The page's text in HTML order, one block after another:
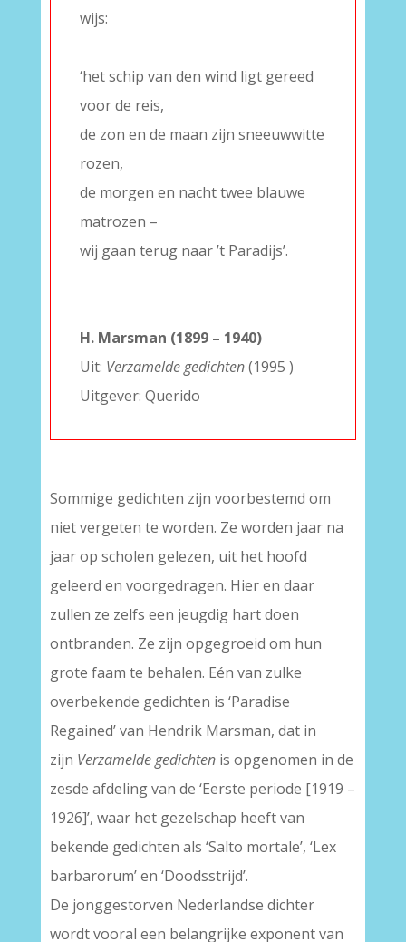
wijs:
‘het schip van den wind ligt gereed
voor de reis,
de zon en de maan zijn sneeuwwitte
rozen,
de morgen en nacht twee blauwe
matrozen –
wij gaan terug naar ’t Paradijs’.
H. Marsman (1899 – 1940)
Uit: Verzamelde gedichten(1995 )
Uitgever: Querido
Sommige gedichten zijn voorbestemd om
niet vergeten te worden. Ze worden jaar na
jaar op scholen gelezen, uit het hoofd
geleerd en voorgedragen. Hier en daar
zullen ze zelfs een jeugdig hart doen
ontbranden. Ze zijn opgegroeid om hun
grote faam te behalen. Eén van zulke
overbekende gedichten is ‘Paradise
Regained’ van Hendrik Marsman, dat in
zijn Verzamelde gedichtenis opgenomen in de
zesde afdeling van de ‘Eerste periode [1919 –
1926]’, waar het gezelschap heeft van
bekende gedichten als ‘Salto mortale’, ‘Lex
barbarorum’ en ‘Doodsstrijd’.
De jonggestorven Nederlandse dichter
wordt vooral een belangrijke exponent van